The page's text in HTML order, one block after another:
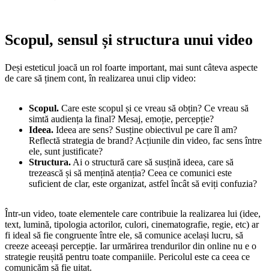
Scopul, sensul și structura unui video
Deși esteticul joacă un rol foarte important, mai sunt câteva aspecte
de care să ținem cont, în realizarea unui clip video:
Scopul. Care este scopul și ce vreau să obțin? Ce vreau să
simtă audiența la final? Mesaj, emoție, percepție?
Ideea. Ideea are sens? Susține obiectivul pe care îl am?
Reflectă strategia de brand? Acțiunile din video, fac sens între
ele, sunt justificate?
Structura. Ai o structură care să susțină ideea, care să
trezească și să mențină atenția? Ceea ce comunici este
suficient de clar, este organizat, astfel încât să eviți confuzia?
Într-un video, toate elementele care contribuie la realizarea lui (idee,
text, lumină, tipologia actorilor, culori, cinematografie, regie, etc) ar
fi ideal să fie congruente între ele, să comunice același lucru, să
creeze aceeași percepție. Iar urmărirea trendurilor din online nu e o
strategie reușită pentru toate companiile. Pericolul este ca ceea ce
comunicăm să fie uitat.